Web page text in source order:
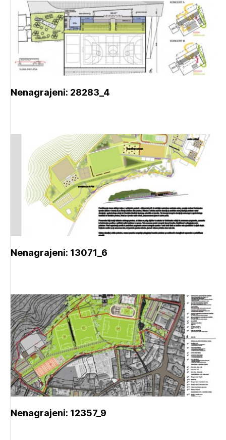
Nenagrajeni: 28283_4
Nenagrajeni: 13071_6
Nenagrajeni: 12357_9